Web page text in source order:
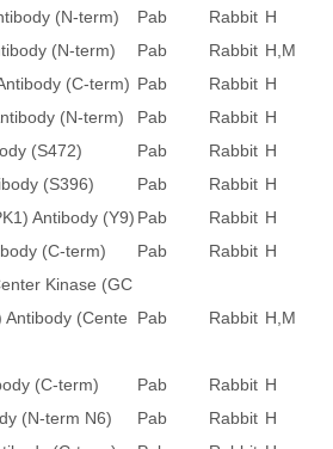
(N-term) Pab Rabbit H
(N-term) Pab Rabbit H,M
(C-term) Pab Rabbit H
(N-term) Pab Rabbit H
(S472) Pab Rabbit H
(S396) Pab Rabbit H
Antibody (Y9) Pab Rabbit H
(C-term) Pab Rabbit H
Kinase (GC
Antibody (Cente
Pab Rabbit H,M
(C-term) Pab Rabbit H
(N-term N6) Pab Rabbit H